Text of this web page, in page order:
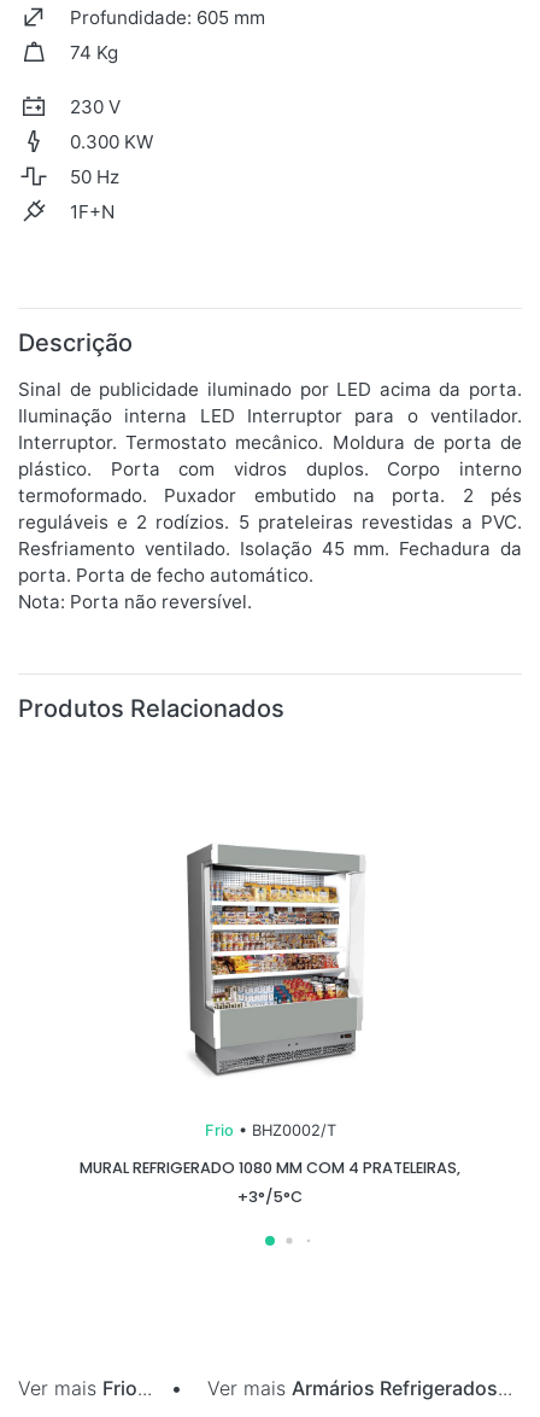
Profundidade: 605 mm
74 Kg
230 V
0.300 KW
50 Hz
1F+N
Descrição
Sinal de publicidade iluminado por LED acima da porta.
Iluminação interna LED Interruptor para o ventilador.
Interruptor. Termostato mecânico. Moldura de porta de
plástico. Porta com vidros duplos. Corpo interno
termoformado. Puxador embutido na porta. 2 pés
reguláveis e 2 rodízios. 5 prateleiras revestidas a PVC.
Resfriamento ventilado. Isolação 45 mm. Fechadura da
porta. Porta de fecho automático.
Nota: Porta não reversível.
Produtos Relacionados
Frio • BHZ0002/T
MURAL REFRIGERADO 1080 MM COM 4 PRATELEIRAS,
+3°/5°C
Ver mais Frio... • Ver mais Armários Refrigerados...